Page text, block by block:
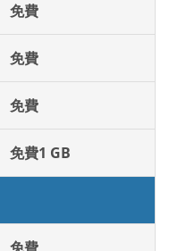
免費
免費
免費
免費1 GB